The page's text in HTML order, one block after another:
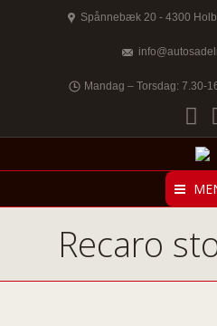
Spånnebæk 20 - 4300
Mandag – Torsdag: 7.30-
Recaro